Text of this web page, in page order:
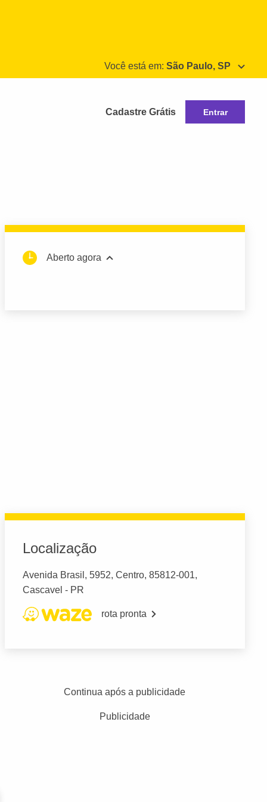
Você está em: São Paulo, SP
Cadastre Grátis Entrar
Aberto agora
Localização
Avenida Brasil, 5952, Centro, 85812-001,
Cascavel - PR
rota pronta
Continua após a publicidade
Publicidade